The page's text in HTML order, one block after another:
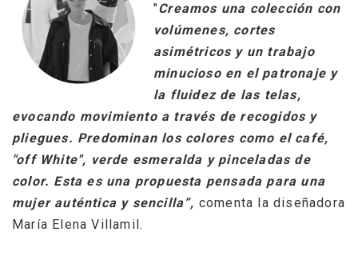
"Creamos una colección con
volúmenes, cortes
asimétricos y un trabajo
minucioso en el patronaje y
la fluidez de las telas,
evocando movimiento a través de recogidos y
pliegues. Predominan los colores como el café,
"off White", verde esmeralda y pinceladas de
color. Esta es una propuesta pensada para una
mujer auténtica y sencilla”, comenta la diseñadora
María Elena Villamil.